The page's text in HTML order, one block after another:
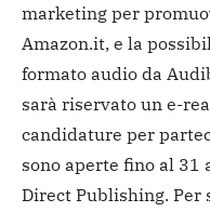
marketing per
Amazon.it, e la
formato audio da
sarà riservato un e-
candidature per
sono aperte fino al
Direct Publishing. Per